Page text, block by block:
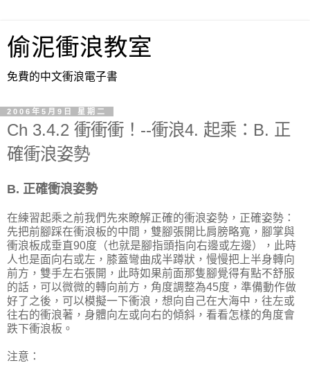
偷泥衝浪教室
免費的中文衝浪電子書
2006年5月9日 星期二
Ch 3.4.2 衝衝衝！--衝浪4. 起乘：B. 正
確衝浪姿勢
B. 正確衝浪姿勢
在練習起乘之前我們先來瞭解正確的衝浪姿勢，正確姿勢：
先把前腳踩在衝浪板的中間，雙腳張開比肩膀略寬，腳掌與
衝浪板成垂直90度（也就是腳指頭指向右邊或左邊），此時
人也是面向右或左，膝蓋彎曲成半蹲狀，慢慢把上半身轉向
前方，雙手左右張開，此時如果前面那隻腳覺得有點不舒服
的話，可以微微的轉向前方，角度調整為45度，準備動作做
好了之後，可以模擬一下衝浪，想向自己在大海中，往左或
往右的衝浪著，身體向左或向右的傾斜，看看怎樣的角度會
跌下衝浪板。
注意：